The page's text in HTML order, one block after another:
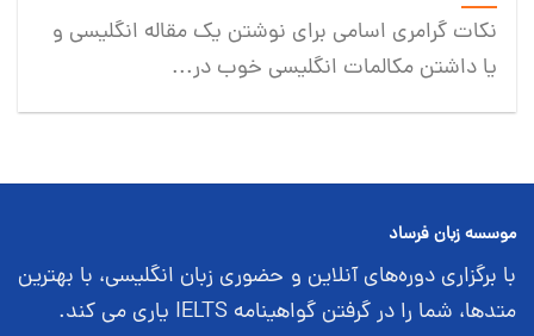
نکات گرامری اسامی برای نوشتن یک مقاله انگلیسی و
یا داشتن مکالمات انگلیسی خوب در...
موسسه زبان فرساد
با برگزاری دوره‌های آنلاین و حضوری زبان انگلیسی، با بهترین
متدها، شما را در گرفتن گواهینامه IELTS یاری می کند.